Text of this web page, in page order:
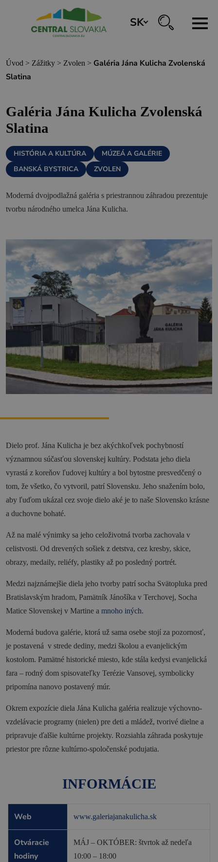
SK
REZERVÁCIA ZÁŽITKOV
Banská Bystrica
Zvolen
Kremnica
Krupina
História a kultúra
Relax a wellness
Šport a aktívny oddych
Gastronómia
Ubytovanie
TOP zážitky
Zážitky na Strednom Slovensku
3 veci, ktoré ste o Kremnici pravdepodobne
nevedeli (a ako ju zažiť úplne inak!)
Riders Park Donovaly
Novinky a podujatia
Novinky
Kalendár podujatí
Blog
Členovia
Kontakt
Zverejnené dokumenty
Úvod > Zážitky > Zvolen > Galéria Jána Kulicha Zvolenská
Slatina
Galéria Jána Kulicha Zvolenská
Slatina
HISTÓRIA A KULTÚRA
MÚZEÁ A GALÉRIE
BANSKÁ BYSTRICA
ZVOLEN
Moderná dvojpodlažná galéria s priestrannou záhradou prezentuje
tvorbu národného umelca Jána Kulicha.
Dielo prof. Jána Kulicha je bez akýchkoľvek pochybností
významnou súčasťou slovenskej kultúry. Podstata jeho diela
vyrastá z koreňov ľudovej kultúry a bol bytostne presvedčený o
tom, že všetko, čo vytvoril, patrí Slovensku. Jeho snažením bolo,
aby ľuďom ukázal cez svoje dielo aké je to naše Slovensko krásne
a duchovne bohaté.
Až na malé výnimky sa jeho celoživotná tvorba zachovala v
celistvosti. Od drevených sošiek z detstva, cez kresby, skice,
obrazy, medaily, reliéfy, plastiky až po posledný portrét.
Medzi najznámejšie diela jeho tvorby patrí socha Svätopluka pred
Bratislavským hradom, Pamätník Jánošíka v Terchovej, Socha
Matice Slovenskej v Martine a mnoho iných.
Moderná budova galérie, ktorá už sama osebe stojí za pozornosť,
je postavená v strede dediny, medzi školou a evanjelickým
kostolom. Pamätné historické miesto, kde stála kedysi evanjelická
fara – rodný dom spisovateľky Terézie Vansovej, symbolicky
pripomína nanovo postavený múr.
Okrem expozície diela Jána Kulicha galéria realizuje výchovno-
vzdelávacie programy (nielen) pre deti a mládež, tvorivé dielne a
pripravuje ďalšie kultúrne projekty. Rozsiahla záhrada poskytuje
priestor pre rôzne kultúrno-spoločenské podujatia.
INFORMÁCIE
Web www.galeriajanakulicha.sk
Otváracie
hodiny
MÁJ – OKTÓBER: štvrtok až nedeľa
10:00 – 18:00